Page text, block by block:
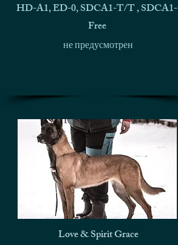
HD-A1, ED-0, SDCA1-T/T , SDCA1-
Free
не предусмотрен
Love & Spirit Grace